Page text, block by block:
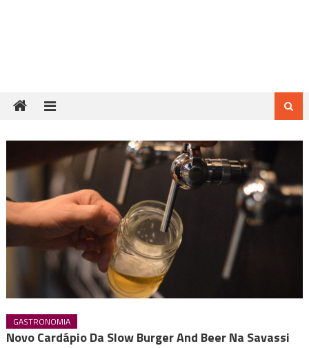
GASTRONOMIA
Novo Cardápio Da Slow Burger And Beer Na Savassi